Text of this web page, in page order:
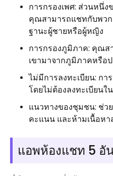
การกรองเพศ: ส่วนหนึ่
คุณสามารถแชทกับพวก
ฐานะผู้ชายหรือผู้หญิง
การกรองภูมิภาค: คุณ
เขามาจากภูมิภาคหรือป
ไม่มีการลงทะเบียน: ก
โดยไม่ต้องลงทะเบียน
แนวทางของชุมชน: ช่
คะแนน และห้ามเนื้อห
แอพห้องแชท 5 อั